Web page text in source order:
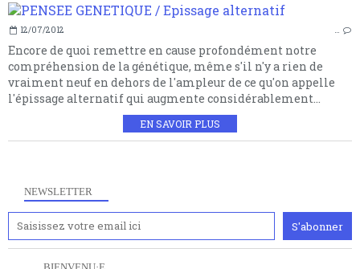
12/07/2012 …
Encore de quoi remettre en cause profondément notre
compréhension de la génétique, même s'il n'y a rien de
vraiment neuf en dehors de l'ampleur de ce qu'on appelle
l'épissage alternatif qui augmente considérablement...
EN SAVOIR PLUS
NEWSLETTER